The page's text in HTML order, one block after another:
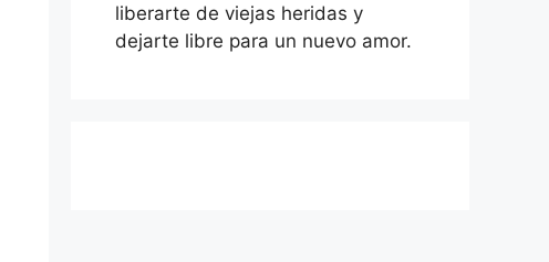
liberarte de viejas heridas y
dejarte libre para un nuevo amor.